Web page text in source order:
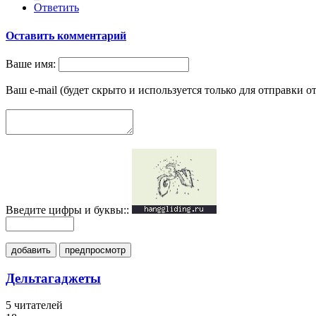
Ответить
Оставить комментарий
Ваше имя:
Ваш e-mail (будет скрыто и используется только для отправки
Введите цифры и буквы::
добавить предпросмотр
Дельтагаджеты
5 читателей